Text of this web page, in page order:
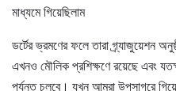
মাধ্যমে গিয়েছিলাম
ডর্টের ভ্রমণের ফলে তারা গ্র্যাজুয়েশন
এখনও মৌলিক প্রশিক্ষণে রয়েছে এবং
পর্যন্ত চলবে। যখন আমরা উপসাগরে